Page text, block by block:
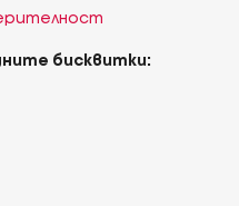
бисквитки: